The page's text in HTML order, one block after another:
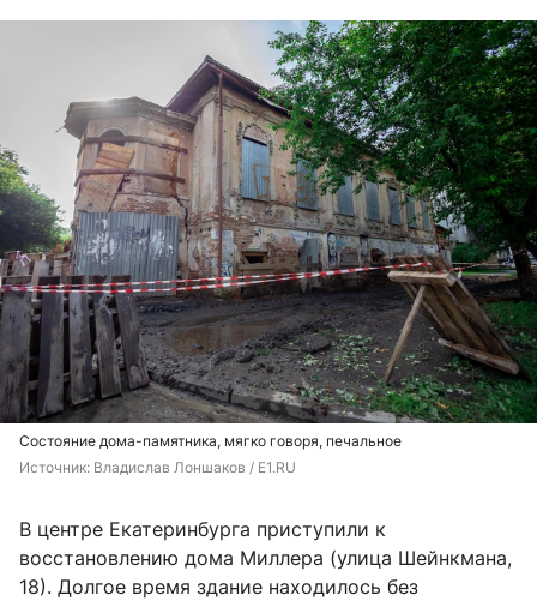
Состояние дома-памятника, мягко говоря, печальное
Источник: Владислав Лоншаков / E1.RU
В центре Екатеринбурга приступили к
восстановлению дома Миллера (улица Шейнкмана,
18). Долгое время здание находилось без